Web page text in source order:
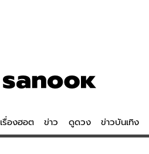
เรื่องฮอต ข่าว ดูดวง ข่าวบันเทิง